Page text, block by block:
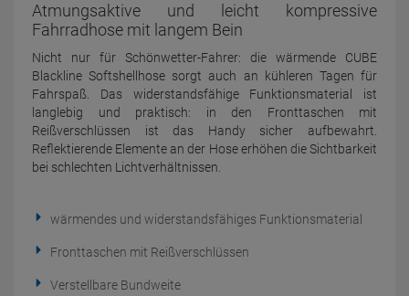
Atmungsaktive und leicht kompressive
Fahrradhose mit langem Bein
Nicht nur für Schönwetter-Fahrer: die wärmende CUBE
Blackline Softshellhose sorgt auch an kühleren Tagen für
Fahrspaß. Das widerstandsfähige Funktionsmaterial ist
langlebig und praktisch: in den Fronttaschen mit
Reißverschlüssen ist das Handy sicher aufbewahrt.
Reflektierende Elemente an der Hose erhöhen die Sichtbarkeit
bei schlechten Lichtverhältnissen.
wärmendes und widerstandsfähiges Funktionsmaterial
Fronttaschen mit Reißverschlüssen
Verstellbare Bundweite